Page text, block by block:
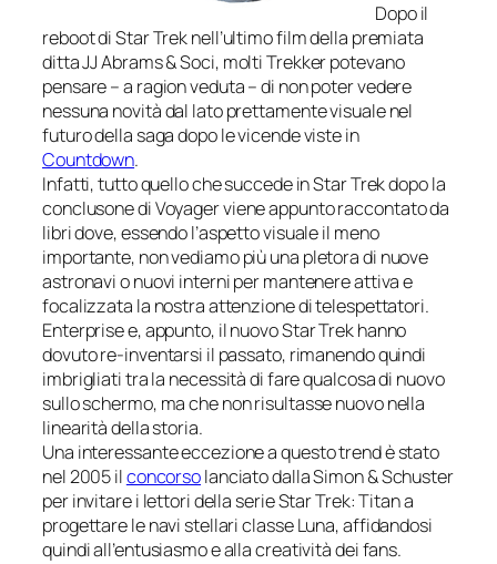
Dopo il
reboot diStar Treknell’ultimo film della premiata
dittaJJ Abrams & Soci, molti Trekker potevano
pensare – a ragion veduta – di non poter vedere
nessuna novità dal lato prettamente visuale nel
futuro della saga dopo le vicende viste in
Countdown.
Infatti, tutto quello che succede in Star Trek dopo la
conclusone diVoyagerviene appunto raccontato da
libri dove, essendo l’aspetto visuale il meno
importante, non vediamo più una pletora di nuove
astronavi o nuovi interni per mantenere attiva e
focalizzata la nostra attenzione di telespettatori.
Enterprisee, appunto, il nuovoStar Trekhanno
dovuto re-inventarsi il passato, rimanendo quindi
imbrigliati tra la necessità di fare qualcosa di nuovo
sullo schermo, ma che non risultasse nuovo nella
linearità della storia.
Una interessante eccezione a questo trend è stato
nel 2005 ilconcorsolanciato dallaSimon & Schuster
per invitare i lettori della serieStar Trek: Titana
progettare le navi stellari classeLuna, affidandosi
quindi all’entusiasmo e alla creatività dei fans.